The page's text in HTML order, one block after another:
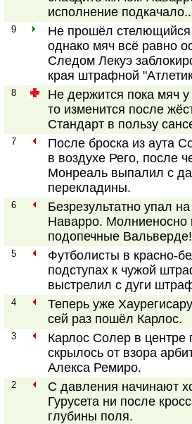
исполнение
9
Не прошёл стелющийся
однако мяч всё равно
Следом Лекуэ
края штрафной
8
Не держится пока мяч
то изменится после
Стандарт в пользу
7
После броска из аута
в воздухе Рего, после
Монреаль выпалил с
перекладины.
6
Безрезультатно упал
Наварро. Молниеносно
подопечные Вальверде!
5
Футболисты в красно-
подступах к чужой
выстрелил с дуги
4
Теперь уже
сей раз пошёл Карлос.
3
Карлос Солер в центре
скрылось от взора
Алекса Ремиро.
2
С давления начинают
Гурусета ни после
глубины поля.